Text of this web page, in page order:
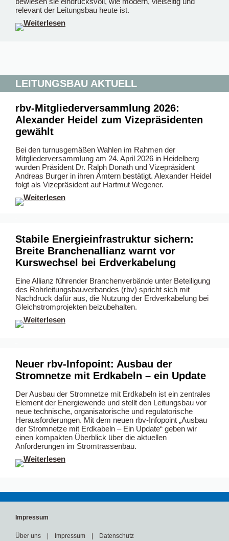
relevant der Leitungsbau heute ist.
LEITUNGSBAU AKTUELL
rbv-Mitgliederversammlung 2026:
Alexander Heidel zum Vizepräsidenten
gewählt
Bei den turnusgemäßen Wahlen im Rahmen der
Mitgliederversammlung am 24. April 2026 in Heidelberg
wurden Präsident Dr. Ralph Donath und Vizepräsident
Andreas Burger in ihren Ämtern bestätigt. Alexander Heidel
folgt als Vizepräsident auf Hartmut Wegener.
Stabile Energieinfrastruktur sichern:
Breite Branchenallianz warnt vor
Kurswechsel bei Erdverkabelung
Eine Allianz führender Branchenverbände unter Beteiligung
des Rohrleitungsbauverbandes (rbv) spricht sich mit
Nachdruck dafür aus, die Nutzung der Erdverkabelung bei
Gleichstromprojekten beizubehalten.
Neuer rbv-Infopoint: Ausbau der
Stromnetze mit Erdkabeln – ein Update
Der Ausbau der Stromnetze mit Erdkabeln ist ein zentrales
Element der Energiewende und stellt den Leitungsbau vor
neue technische, organisatorische und regulatorische
Herausforderungen. Mit dem neuen rbv-Infopoint „Ausbau
der Stromnetze mit Erdkabeln – Ein Update“ geben wir
einen kompakten Überblick über die aktuellen
Anforderungen im Stromtrassenbau.
Impressum
Über uns Impressum Datenschutz